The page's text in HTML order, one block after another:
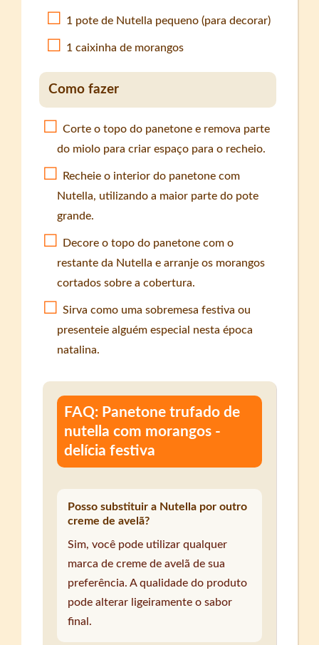
1 pote de Nutella pequeno (para decorar)
1 caixinha de morangos
Como fazer
Corte o topo do panetone e remova parte
do miolo para criar espaço para o recheio.
Recheie o interior do panetone com
Nutella, utilizando a maior parte do pote
grande.
Decore o topo do panetone com o
restante da Nutella e arranje os morangos
cortados sobre a cobertura.
Sirva como uma sobremesa festiva ou
presenteie alguém especial nesta época
natalina.
FAQ: Panetone trufado de
nutella com morangos -
delícia festiva
Posso substituir a Nutella por outro
creme de avelã?
Sim, você pode utilizar qualquer
marca de creme de avelã de sua
preferência. A qualidade do produto
pode alterar ligeiramente o sabor
final.